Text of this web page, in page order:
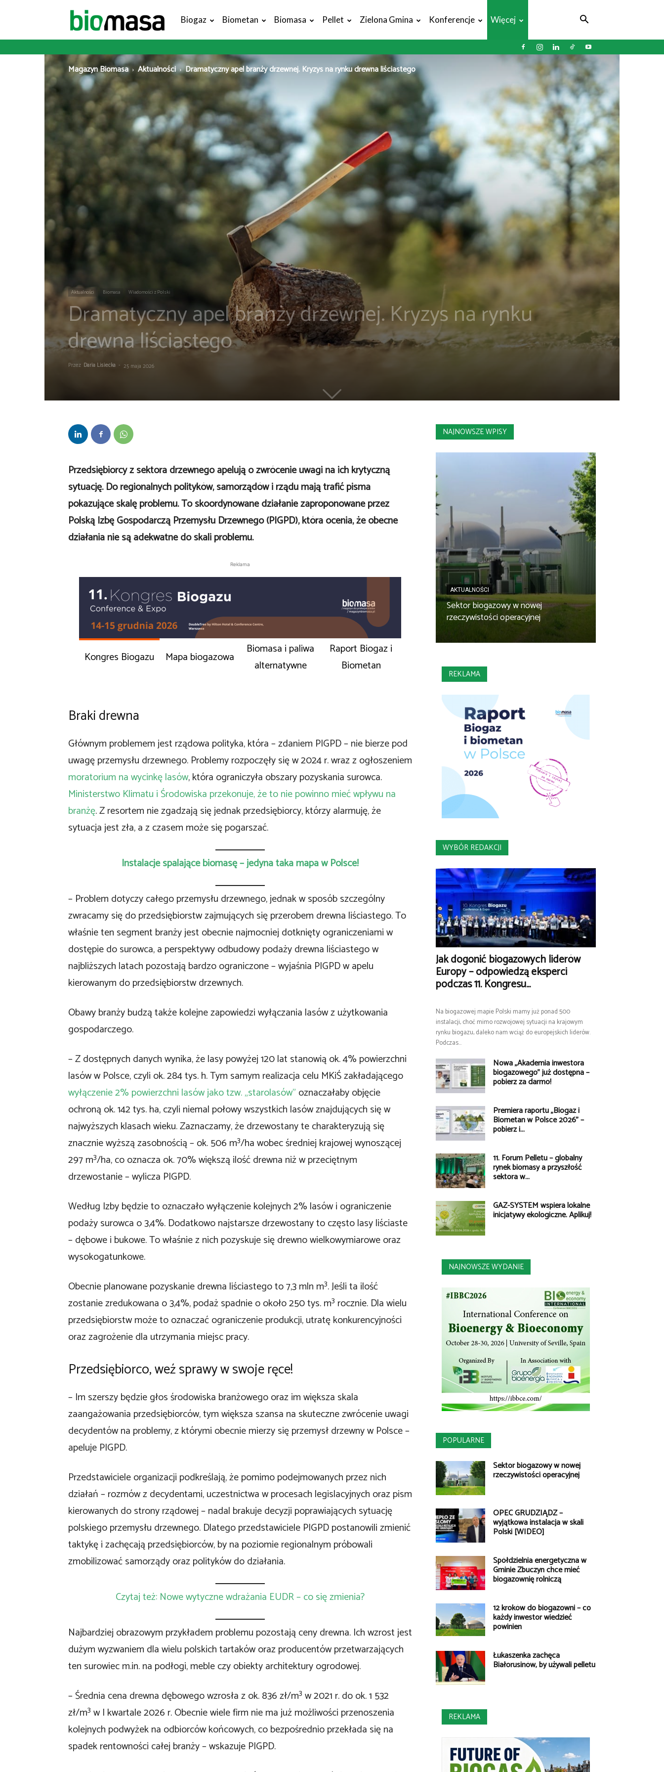
Magazyn
Biomasa
Biogaz Biometan Biomasa Pellet Zielona Gmina Konferencje Więcej
Magazyn Biomasa Aktualności Dramatyczny apel branży drzewnej. Kryzys na rynku drewna liściastego
Aktualności Biomasa Wiadomości z Polski
Dramatyczny apel branży drzewnej. Kryzys na rynku
drewna liściastego
Przez Daria Lisiecka - 25 maja 2026
Przedsiębiorcy z sektora drzewnego apelują o zwrócenie uwagi na ich krytyczną
sytuację. Do regionalnych polityków, samorządów i rządu mają trafić pisma
pokazujące skalę problemu. To skoordynowane działanie zaproponowane przez
Polską Izbę Gospodarczą Przemysłu Drzewnego (PIGPD), która ocenia, że obecne
działania nie są adekwatne do skali problemu.
Reklama
Kongres Biogazu Mapa biogazowa
Biomasa i paliwa
alternatywne
Raport Biogaz i
Biometan
Braki drewna
Głównym problemem jest rządowa polityka, która – zdaniem PIGPD – nie bierze pod
uwagę przemysłu drzewnego. Problemy rozpoczęły się w 2024 r. wraz z ogłoszeniem
moratorium na wycinkę lasów, która ograniczyła obszary pozyskania surowca.
Ministerstwo Klimatu i Środowiska przekonuje, że to nie powinno mieć wpływu na
branżę. Z resortem nie zgadzają się jednak przedsiębiorcy, którzy alarmuję, że
sytuacja jest zła, a z czasem może się pogarszać.
Instalacje spalające biomasę – jedyna taka mapa w Polsce!
– Problem dotyczy całego przemysłu drzewnego, jednak w sposób szczególny
zwracamy się do przedsiębiorstw zajmujących się przerobem drewna liściastego. To
właśnie ten segment branży jest obecnie najmocniej dotknięty ograniczeniami w
dostępie do surowca, a perspektywy odbudowy podaży drewna liściastego w
najbliższych latach pozostają bardzo ograniczone – wyjaśnia PIGPD w apelu
kierowanym do przedsiębiorstw drzewnych.
Obawy branży budzą także kolejne zapowiedzi wyłączania lasów z użytkowania
gospodarczego.
– Z dostępnych danych wynika, że lasy powyżej 120 lat stanowią ok. 4% powierzchni
lasów w Polsce, czyli ok. 284 tys. h. Tym samym realizacja celu MKiŚ zakładającego
wyłączenie 2% powierzchni lasów jako tzw. „starolasów” oznaczałaby objęcie
ochroną ok. 142 tys. ha, czyli niemal połowy wszystkich lasów znajdujących się w
najwyższych klasach wieku. Zaznaczamy, że drzewostany te charakteryzują się
znacznie wyższą zasobnością – ok. 506 m3/ha wobec średniej krajowej wynoszącej
297 m3/ha, co oznacza ok. 70% większą ilość drewna niż w przeciętnym
drzewostanie – wylicza PIGPD.
Według Izby będzie to oznaczało wyłączenie kolejnych 2% lasów i ograniczenie
podaży surowca o 3,4%. Dodatkowo najstarsze drzewostany to często lasy liściaste
– dębowe i bukowe. To właśnie z nich pozyskuje się drewno wielkowymiarowe oraz
wysokogatunkowe.
Obecnie planowane pozyskanie drewna liściastego to 7,3 mln m3. Jeśli ta ilość
zostanie zredukowana o 3,4%, podaż spadnie o około 250 tys. m3 rocznie. Dla wielu
przedsiębiorstw może to oznaczać ograniczenie produkcji, utratę konkurencyjności
oraz zagrożenie dla utrzymania miejsc pracy.
Przedsiębiorco, weź sprawy w swoje ręce!
– Im szerszy będzie głos środowiska branżowego oraz im większa skala
zaangażowania przedsiębiorców, tym większa szansa na skuteczne zwrócenie uwagi
decydentów na problemy, z którymi obecnie mierzy się przemysł drzewny w Polsce –
apeluje PIGPD.
Przedstawiciele organizacji podkreślają, że pomimo podejmowanych przez nich
działań – rozmów z decydentami, uczestnictwa w procesach legislacyjnych oraz pism
kierowanych do strony rządowej – nadal brakuje decyzji poprawiających sytuację
polskiego przemysłu drzewnego. Dlatego przedstawiciele PIGPD postanowili zmienić
taktykę i zachęcają przedsiębiorców, by na poziomie regionalnym próbowali
zmobilizować samorządy oraz polityków do działania.
Czytaj też: Nowe wytyczne wdrażania EUDR – co się zmienia?
Najbardziej obrazowym przykładem problemu pozostają ceny drewna. Ich wzrost jest
dużym wyzwaniem dla wielu polskich tartaków oraz producentów przetwarzających
ten surowiec m.in. na podłogi, meble czy obiekty architektury ogrodowej.
– Średnia cena drewna dębowego wzrosła z ok. 836 zł/m3 w 2021 r. do ok. 1 532
zł/m3 w I kwartale 2026 r. Obecnie wiele firm nie ma już możliwości przenoszenia
kolejnych podwyżek na odbiorców końcowych, co bezpośrednio przekłada się na
spadek rentowności całej branży – wskazuje PIGPD.
NAJNOWSZE WPISY
AKTUALNOŚCI
Sektor biogazowy w nowej
rzeczywistości operacyjnej
REKLAMA
WYBÓR REDAKCJI
Jak dogonić biogazowych liderów
Europy – odpowiedzą eksperci
podczas 11. Kongresu...
Na biogazowej mapie Polski mamy już ponad 500
instalacji, choć mimo rozwojowej sytuacji na krajowym
rynku biogazu, daleko nam wciąż do europejskich liderów.
Podczas...
Nowa „Akademia inwestora
biogazowego” już dostępna –
pobierz za darmo!
Premiera raportu „Biogaz i
Biometan w Polsce 2026” –
pobierz i...
11. Forum Pelletu – globalny
rynek biomasy a przyszłość
sektora w...
GAZ-SYSTEM wspiera lokalne
inicjatywy ekologiczne. Aplikuj!
NAJNOWSZE WYDANIE
POPULARNE
Sektor biogazowy w nowej
rzeczywistości operacyjnej
OPEC GRUDZIĄDZ –
wyjątkowa instalacja w skali
Polski [WIDEO]
Spółdzielnia energetyczna w
Gminie Zbuczyn chce mieć
biogazownię rolniczą
12 kroków do biogazowni – co
każdy inwestor wiedzieć
powinien
Łukaszenka zachęca
Białorusinów, by używali pelletu
REKLAMA